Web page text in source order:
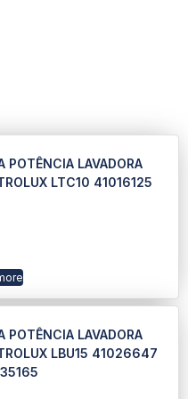
POTÊNCIA LAVADORA
LTC10 41016125
POTÊNCIA LAVADORA
LBU15 41026647